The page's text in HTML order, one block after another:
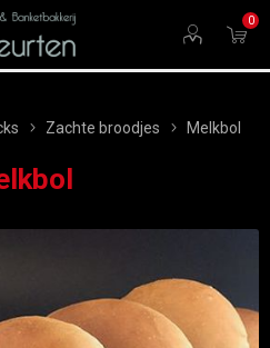
0
Zachte broodjes Melkbol